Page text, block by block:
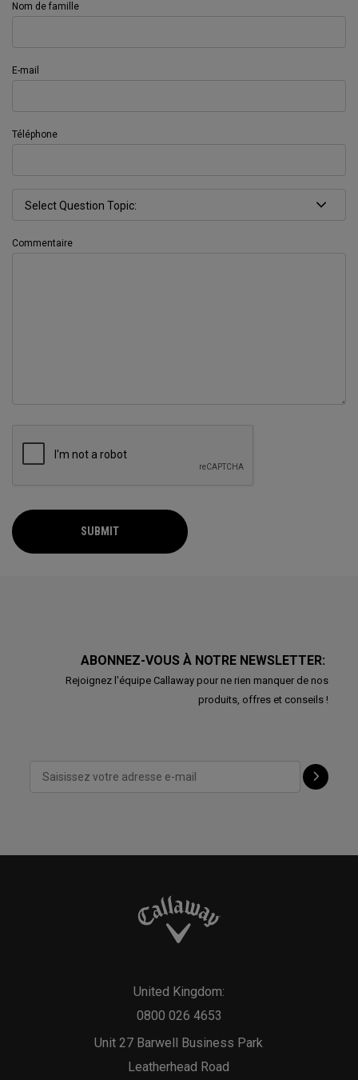
Nom de famille
E-mail
Téléphone
Commentaire
SUBMIT
ABONNEZ-VOUS À NOTRE NEWSLETTER:
Rejoignez l'équipe Callaway pour ne rien manquer de nos
produits, offres et conseils !
Unit 27 Barwell Business Park
Leatherhead Road
United Kingdom:
0800 026 4653